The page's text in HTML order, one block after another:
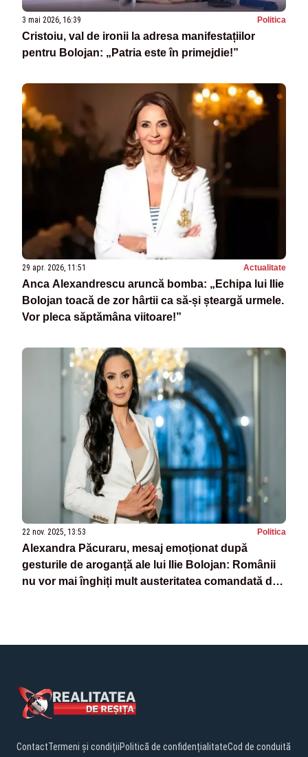
3 mai 2026, 16:39 Politica
Cristoiu, val de ironii la adresa manifestațiilor
pentru Bolojan: „Patria este în primejdie!”
29 apr. 2026, 11:51 Actualitate
Anca Alexandrescu aruncă bomba: „Echipa lui Ilie
Bolojan toacă de zor hârtii ca să-și șteargă urmele.
Vor pleca săptămâna viitoare!”
22 nov. 2025, 13:53 Politica
Alexandra Păcuraru, mesaj emoționat după
gesturile de aroganță ale lui Ilie Bolojan: Românii
nu vor mai înghiți mult austeritatea comandată de
ContactTermeni și condițiiPolitică de confidențialitateCod de conduită